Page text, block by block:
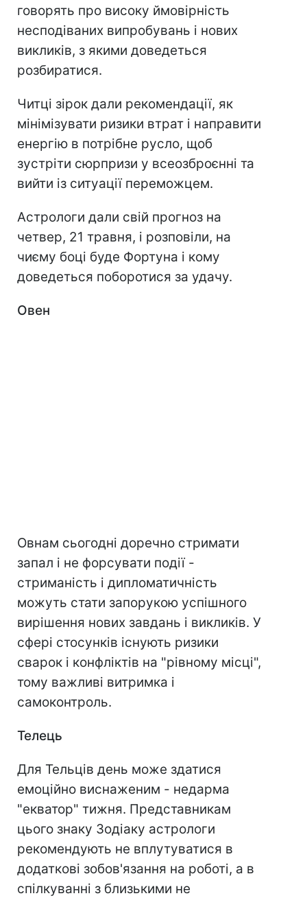
говорять про високу ймовірність
несподіваних випробувань і нових
викликів, з якими доведеться
розбиратися.
Читці зірок дали рекомендації, як
мінімізувати ризики втрат і направити
енергію в потрібне русло, щоб
зустріти сюрпризи у всеозброєнні та
вийти із ситуації переможцем.
Астрологи дали свій прогноз на
четвер, 21 травня, і розповіли, на
чиєму боці буде Фортуна і кому
доведеться поборотися за удачу.
Овен
Овнам сьогодні доречно стримати
запал і не форсувати події -
стриманість і дипломатичність
можуть стати запорукою успішного
вирішення нових завдань і викликів. У
сфері стосунків існують ризики
сварок і конфліктів на "рівному місці",
тому важливі витримка і
самоконтроль.
Телець
Для Тельців день може здатися
емоційно виснаженим - недарма
"екватор" тижня. Представникам
цього знаку Зодіаку астрологи
рекомендують не вплутуватися в
додаткові зобов'язання на роботі, а в
спілкуванні з близькими не